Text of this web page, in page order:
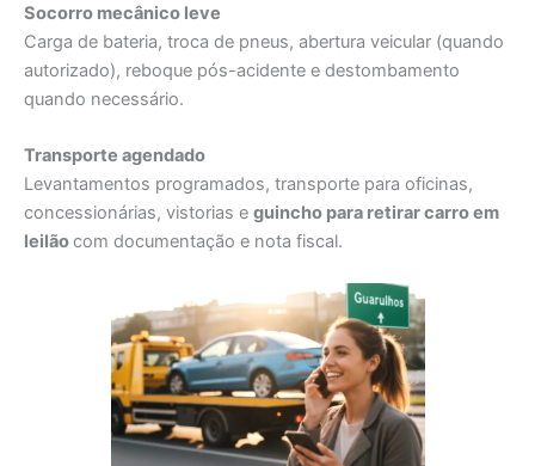
Socorro mecânico leve
Carga de bateria, troca de pneus, abertura veicular (quando
autorizado), reboque pós-acidente e destombamento
quando necessário.
Transporte agendado
Levantamentos programados, transporte para oficinas,
concessionárias, vistorias e guincho para retirar carro em
leilãocom documentação e nota fiscal.